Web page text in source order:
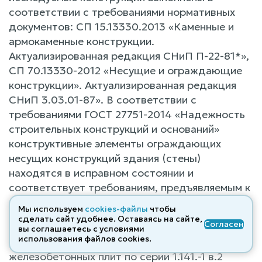
соответствии с требованиями нормативных
документов: СП 15.13330.2013 «Каменные и
армокаменные конструкции.
Актуализированная редакция СНиП П-22-81*»,
СП 70.13330-2012 «Несущие и ограждающие
конструкции». Актуализированная редакция
СНиП 3.03.01-87». В соответствии с
требованиями ГОСТ 27751-2014 «Надежность
строительных конструкций и оснований»
конструктивные элементы ограждающих
несущих конструкций здания (стены)
находятся в исправном состоянии и
соответствует требованиям, предъявляемым к
подобного рода конструкциям.
Перекрытия существующего здания
представлено в виде сборных
железобетонных плит по серии 1.141.-1 в.2
Мы используем cookies-файлы чтобы
сделать сайт удобнее. Оставаясь на сайте,
вы соглашаетесь с условиями
использования файлов cооkies.
Согласен